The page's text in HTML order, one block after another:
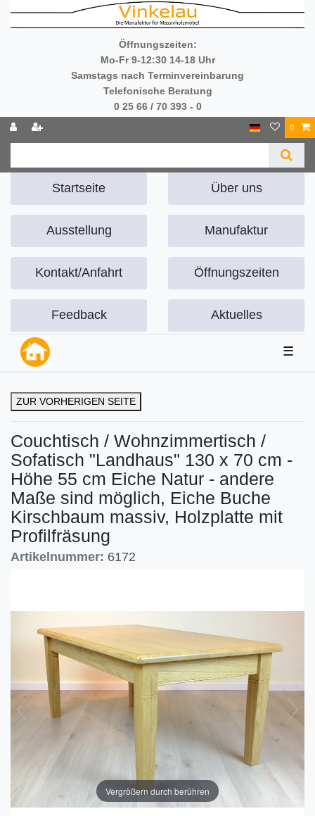
Öffnungszeiten:
Mo-Fr 9-12:30 14-18 Uhr
Samstags nach Terminvereinbarung
Telefonische Beratung
0 25 66 / 70 393 - 0
0
Startseite Über uns
Ausstellung Manufaktur
Kontakt/Anfahrt Öffnungszeiten
Feedback Aktuelles
☰
ZUR VORHERIGEN SEITE
Couchtisch / Wohnzimmertisch /
Sofatisch "Landhaus" 130 x 70 cm -
Höhe 55 cm Eiche Natur - andere
Maße sind möglich, Eiche Buche
Kirschbaum massiv, Holzplatte mit
Profilfräsung
Artikelnummer: 6172
Vergrößern durch berühren